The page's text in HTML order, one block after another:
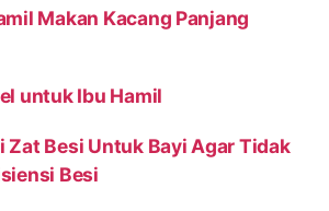
Makan Kacang Panjang
untuk Ibu Hamil
Zat Besi Untuk Bayi Agar Tidak
Besi